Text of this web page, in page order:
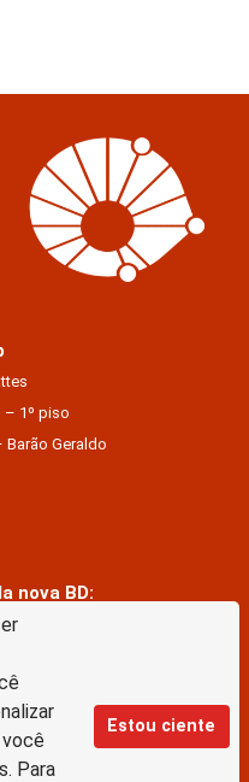
Para
Estou ciente
– 1º piso
Barão Geraldo
nova BD:
uma Licença Creative Commons –